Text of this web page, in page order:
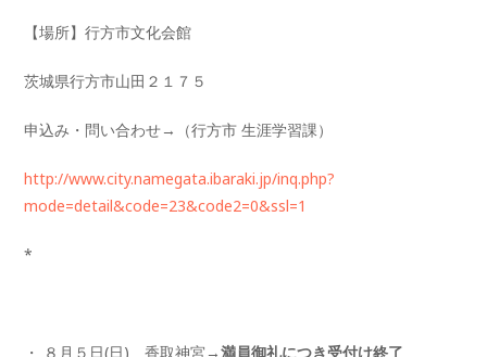
【場所】行方市文化会館
茨城県行方市山田２１７５
申込み・問い合わせ→（行方市 生涯学習課）
http://www.city.namegata.ibaraki.jp/inq.php?
mode=detail&code=23&code2=0&ssl=1
*
・ ８月５日(日) 香取神宮→満員御礼につき受付け終了